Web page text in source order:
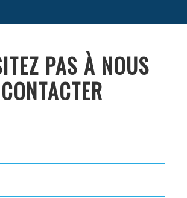
PAS À NOUS
CONTACTER